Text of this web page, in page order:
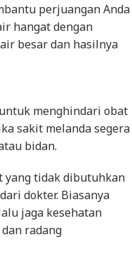
perjuangan Anda
hangat dengan
besar dan hasilnya
menghindari obat
sakit melanda segera
bidan.
yang tidak dibutuhkan
dokter. Biasanya
jaga kesehatan
radang